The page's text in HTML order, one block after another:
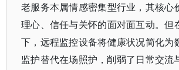
老服务本属情感密集型行业，其核心
理心、信任与关怀的面对面互动。但
下，远程监控设备将健康状况简化为
监护替代在场照护，削弱了日常交流